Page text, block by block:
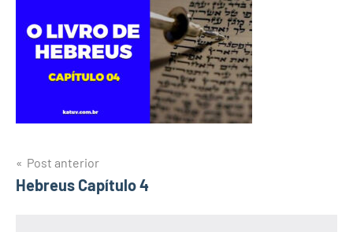
Navegação
de
Post anterior
Hebreus Capítulo 4